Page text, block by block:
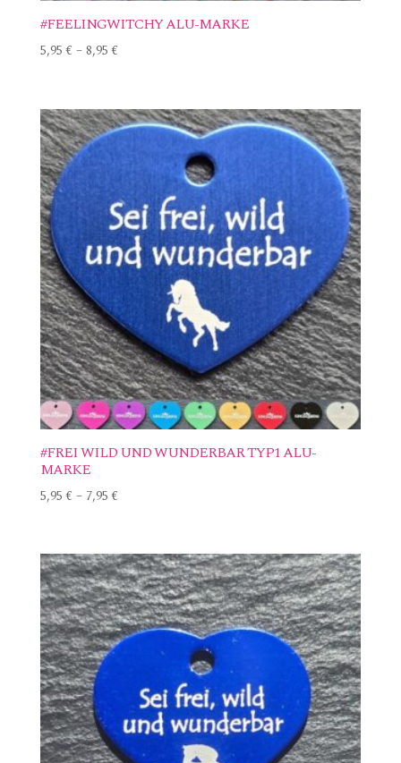
#FEELINGWITCHY ALU-MARKE
5,95€ –8,95€
#FREI WILD UND WUNDERBAR TYP1 ALU-
MARKE
5,95€ – 7,95€